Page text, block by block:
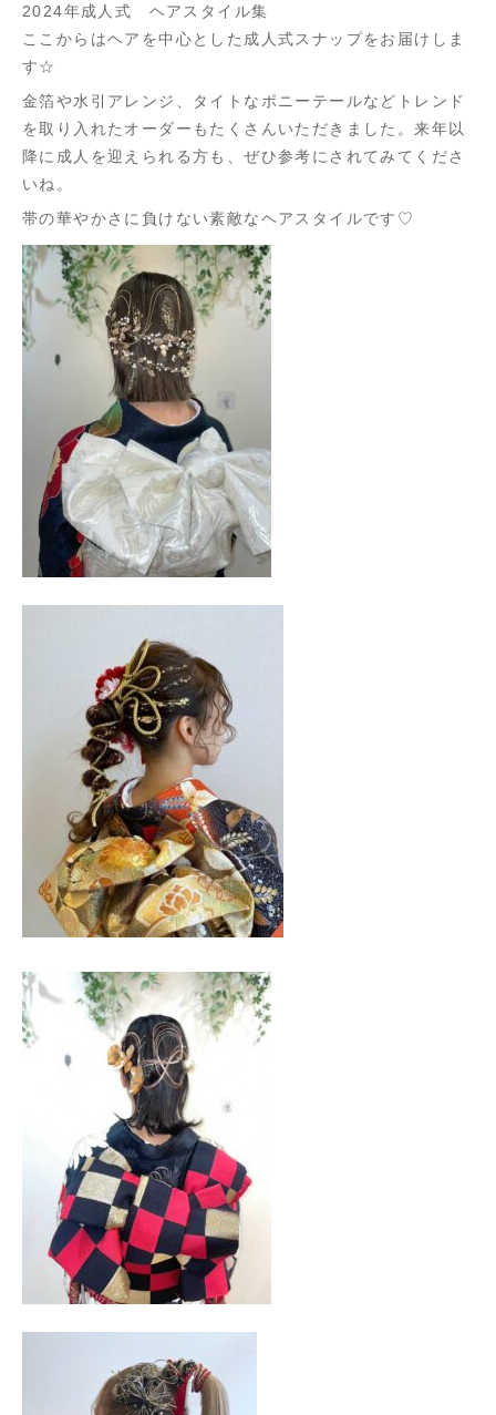
2024年成人式 ヘアスタイル集
ここからはヘアを中心とした成人式スナップをお届けしま
す☆
金箔や水引アレンジ、タイトなポニーテールなどトレンド
を取り入れたオーダーもたくさんいただきました。来年以
降に成人を迎えられる方も、ぜひ参考にされてみてくださ
いね。
帯の華やかさに負けない素敵なヘアスタイルです♡